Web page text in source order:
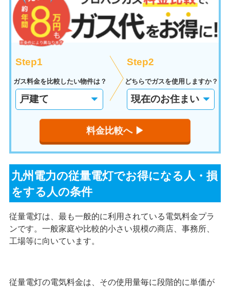
Step1
ガス料金を比較したい物件は？
Step2
どちらでガスを使用しますか？
料金比較へ ▶︎
九州電力の従量電灯でお得になる人・損
をする人の条件
従量電灯は、最も一般的に利用されている電気料金プラ
ンです。一般家庭や比較的小さい規模の商店、事務所、
工場等に向いています。
従量電灯の電気料金は、その使用量毎に段階的に単価が